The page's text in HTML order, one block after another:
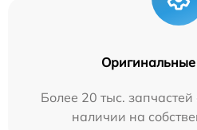
Оригинальные
Более 20 тыс.
наличии на